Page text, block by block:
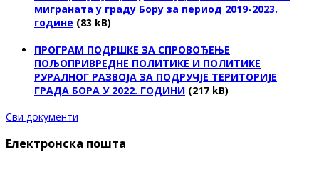
миграната у граду Бору за период 2019-2023.
године (83 kB)
ПРОГРАМ ПОДРШКЕ ЗА СПРОВОЂЕЊЕ
ПОЉОПРИВРЕДНЕ ПОЛИТИКЕ И ПОЛИТИКЕ
РУРАЛНОГ РАЗВОЈА ЗА ПОДРУЧЈЕ ТЕРИТОРИЈЕ
ГРАДА БОРА У 2022. ГОДИНИ (217 kB)
Сви документи
Електронска пошта